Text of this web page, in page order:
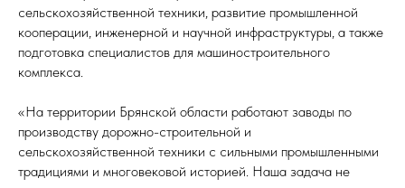
сельскохозяйственной техники, развитие промышленной
кооперации, инженерной и научной инфраструктуры, а также
подготовка специалистов для машиностроительного
комплекса.
«На территории Брянской области работают заводы по
производству дорожно-строительной и
сельскохозяйственной техники с сильными промышленными
традициями и многовековой историей. Наша задача не